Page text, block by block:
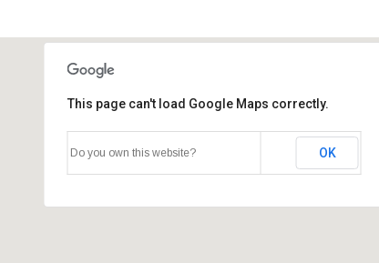
This page can't load Google Maps correctly.
Do you own this website? OK